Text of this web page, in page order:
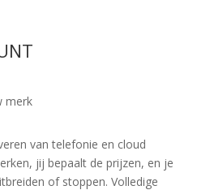
merk
van telefonie en cloud
jij bepaalt de prijzen, en je
of stoppen. Volledige